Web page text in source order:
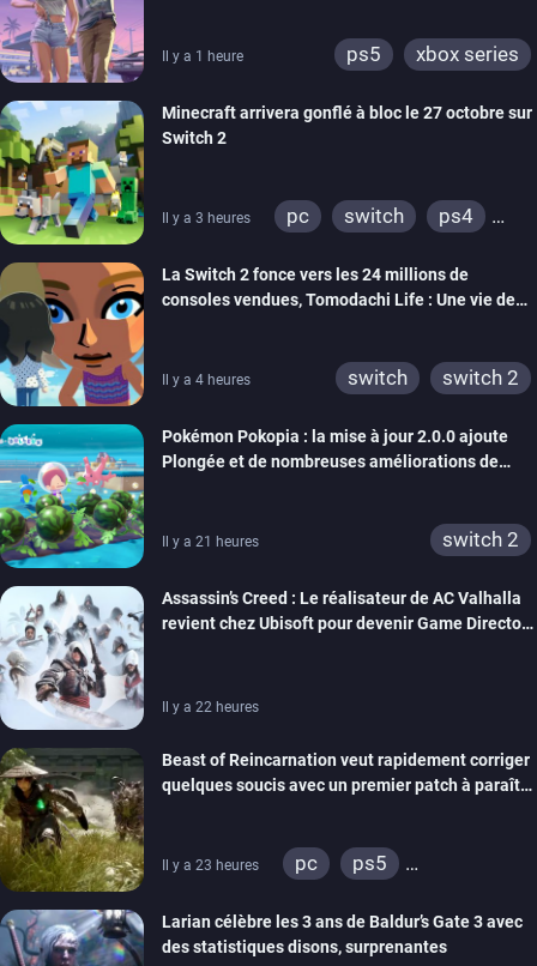
Il y a 1 heure ps5 xbox series
Minecraft arrivera gonflé à bloc le 27 octobre sur
Switch 2
Il y a 3 heures pc switch
ps4
wiiu
3ds
ps3
xbox 360
switch 2
La Switch 2 fonce vers les 24 millions de
consoles vendues, Tomodachi Life : Une vie de
Il y a 4 heures switch switch 2
Pokémon Pokopia : la mise à jour 2.0.0 ajoute
Plongée et de nombreuses améliorations de
Il y a 21 heures switch 2
Assassin’s Creed : Le réalisateur de AC Valhalla
revient chez Ubisoft pour devenir Game Director
Il y a 22 heures
Beast of Reincarnation veut rapidement corriger
quelques soucis avec un premier patch à paraître
Il y a 23 heures pc
ps5
Larian célèbre les 3 ans de Baldur’s Gate 3 avec
des statistiques disons, surprenantes